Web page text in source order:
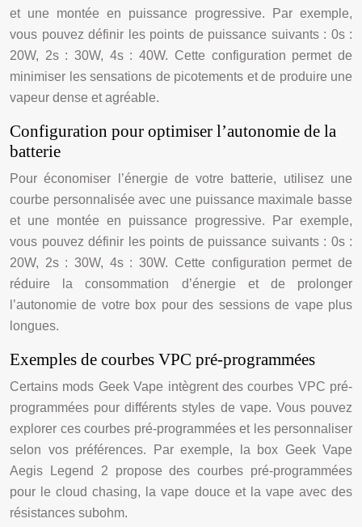
et une montée en puissance progressive. Par exemple,
vous pouvez définir les points de puissance suivants : 0s :
20W, 2s : 30W, 4s : 40W. Cette configuration permet de
minimiser les sensations de picotements et de produire une
vapeur dense et agréable.
Configuration pour optimiser l’autonomie de la
batterie
Pour économiser l’énergie de votre batterie, utilisez une
courbe personnalisée avec une puissance maximale basse
et une montée en puissance progressive. Par exemple,
vous pouvez définir les points de puissance suivants : 0s :
20W, 2s : 30W, 4s : 30W. Cette configuration permet de
réduire la consommation d’énergie et de prolonger
l’autonomie de votre box pour des sessions de vape plus
longues.
Exemples de courbes VPC pré-programmées
Certains mods Geek Vape intègrent des courbes VPC pré-
programmées pour différents styles de vape. Vous pouvez
explorer ces courbes pré-programmées et les personnaliser
selon vos préférences. Par exemple, la box Geek Vape
Aegis Legend 2 propose des courbes pré-programmées
pour le cloud chasing, la vape douce et la vape avec des
résistances subohm.